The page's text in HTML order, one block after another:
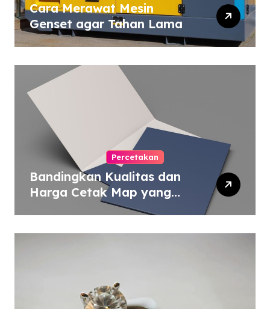
Cara Merawat Mesin
Genset agar Tahan Lama
Percetakan
Bandingkan Kualitas dan
Harga Cetak Map yang
Murah atau Mahal